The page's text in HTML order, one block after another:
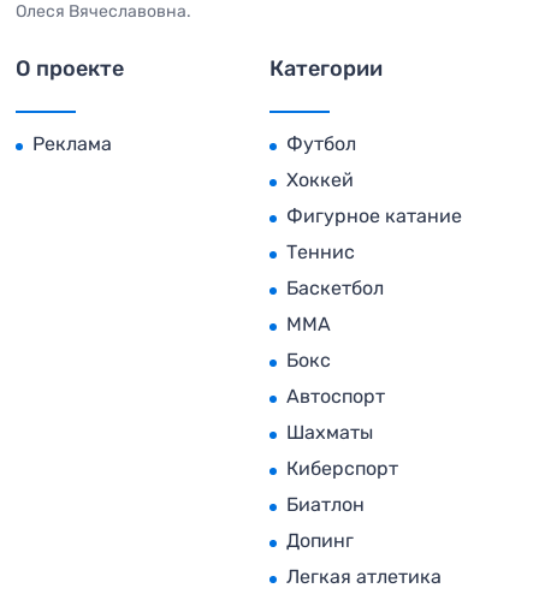
Олеся Вячеславовна.
О проекте
Реклама
Категории
Футбол
Хоккей
Фигурное катание
Теннис
Баскетбол
MMA
Бокс
Автоспорт
Шахматы
Киберспорт
Биатлон
Допинг
Легкая атлетика